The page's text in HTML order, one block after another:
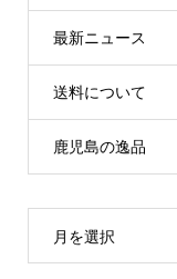
最新ニュース
送料について
鹿児島の逸品
月を選択